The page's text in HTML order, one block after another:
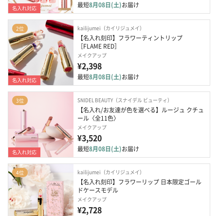
名入れ対応 最短8月08日(土)お届け
2位
名入れ対応
kailijumei（カイリジュメイ）
【名入れ刻印】フラワーティントリップ
［FLAME RED］
メイクアップ
¥2,398
最短8月08日(土)お届け
3位
名入れ対応
SNIDEL BEAUTY（スナイデル ビューティ）
【名入れ/お友達が色を選べる】ルージュ クチュ
ール〈全11色〉
メイクアップ
¥3,520
最短8月08日(土)お届け
4位 kailijumei（カイリジュメイ）
【名入れ刻印】フラワーリップ 日本限定ゴール
ドケースモデル
メイクアップ
¥2,728